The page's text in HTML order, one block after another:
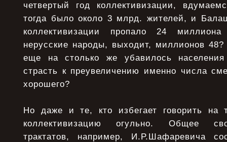
четвертый год коллективизации,
тогда было около 3 млрд. жителей, и
коллективизации пропало 24
нерусские народы, выходит, миллионов
еще на столько же убавилось
страсть к преувеличению именно числа
хорошего?
Но даже и те, кто избегает говорить на
коллективизацию огульно. Общее
трактатов, например, И.Р.Шафаревича